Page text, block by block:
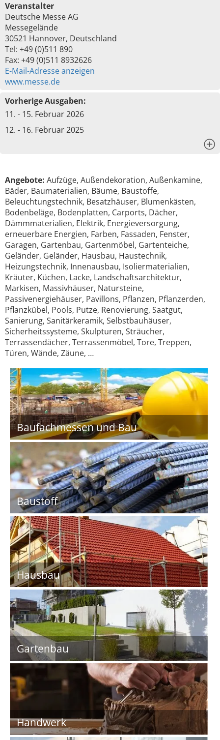
Veranstalter
Deutsche Messe AG
Messegelände
30521 Hannover, Deutschland
Tel: +49 (0)511 890
Fax: +49 (0)511 8932626
E-Mail-Adresse anzeigen
www.messe.de
Vorherige Ausgaben:
11. - 15. Februar 2026
12. - 16. Februar 2025
Angebote: Aufzüge, Außendekoration, Außenkamine,
Bäder, Baumaterialien, Bäume, Baustoffe,
Beleuchtungstechnik, Besatzhäuser, Blumenkästen,
Bodenbeläge, Bodenplatten, Carports, Dächer,
Dämmmaterialien, Elektrik, Energieversorgung,
erneuerbare Energien, Farben, Fassaden, Fenster,
Garagen, Gartenbau, Gartenmöbel, Gartenteiche,
Geländer, Geländer, Hausbau, Haustechnik,
Heizungstechnik, Innenausbau, Isoliermaterialien,
Kräuter, Küchen, Lacke, Landschaftsarchitektur,
Markisen, Massivhäuser, Natursteine,
Passivenergiehäuser, Pavillons, Pflanzen, Pflanzerden,
Pflanzkübel, Pools, Putze, Renovierung, Saatgut,
Sanierung, Sanitärkeramik, Selbstbauhäuser,
Sicherheitssysteme, Skulpturen, Sträucher,
Terrassendächer, Terrassenmöbel, Tore, Treppen,
Türen, Wände, Zäune, …
Baufachmessen und Bau
Baustoff
Hausbau
Gartenbau
Handwerk